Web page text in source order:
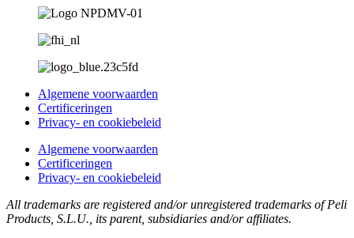
Algemene voorwaarden
Certificeringen
Privacy- en cookiebeleid
Algemene voorwaarden
Certificeringen
Privacy- en cookiebeleid
All trademarks are registered and/or unregistered trademarks of Peli
Products, S.L.U., its parent, subsidiaries and/or affiliates.